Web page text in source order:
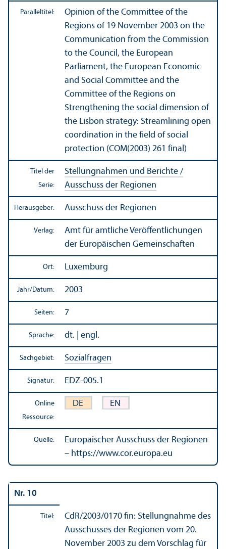
Paralleltitel:
Opinion of the Committee of the
Regions of 19 November 2003 on the
Communication from the Commission
to the Council, the European
Parliament, the European Economic
and Social Committee and the
Committee of the Regions on
Strengthening the social dimension of
the Lisbon strategy: Streamlining open
coordination in the field of social
protection (COM(2003) 261 final)
Titel der
Serie:
Stellungnahmen und Berichte /
Ausschuss der Regionen
Herausgeber: Ausschuss der Regionen
Verlag:
Amt für amtliche Veröffentlichungen
der Europäischen Gemeinschaften
Ort: Luxemburg
Jahr/Datum: 2003
Seiten: 7
Sprache: dt. | engl.
Sachgebiet: Sozialfragen
Signatur: EDZ-005.1
Online
Ressource:
DE EN
Quelle:
Europäischer Ausschuss der Regionen
– https://www.cor.europa.eu
Nr. 10
Titel: CdR/2003/0170 fin: Stellungnahme des
Ausschusses der Regionen vom 20.
November 2003 zu dem Vorschlag für